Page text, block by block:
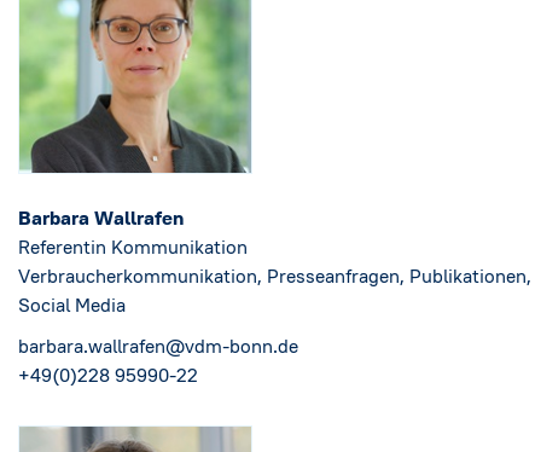
Barbara Wallrafen
Referentin Kommunikation
Verbraucherkommunikation, Presseanfragen, Publikationen,
Social Media
barbara.wallrafen@vdm-bonn.de
+49(0)228 95990-22